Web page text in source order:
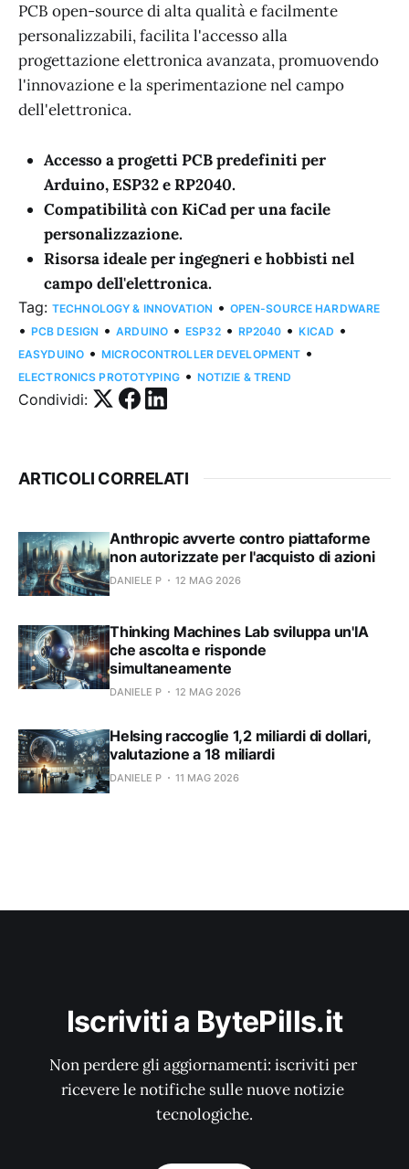
PCB open-source di alta qualità e facilmente
personalizzabili, facilita l'accesso alla
progettazione elettronica avanzata, promuovendo
l'innovazione e la sperimentazione nel campo
dell'elettronica.
Accesso a progetti PCB predefiniti per
Arduino, ESP32 e RP2040.
Compatibilità con KiCad per una facile
personalizzazione.
Risorsa ideale per ingegneri e hobbisti nel
campo dell'elettronica.
Tag: TECHNOLOGY & INNOVATION • OPEN-SOURCE HARDWARE
• PCB DESIGN • ARDUINO • ESP32 • RP2040 • KICAD •
EASYDUINO • MICROCONTROLLER DEVELOPMENT •
ELECTRONICS PROTOTYPING • NOTIZIE & TREND
Condividi:
ARTICOLI CORRELATI
Anthropic avverte contro piattaforme
non autorizzate per l'acquisto di azioni
DANIELE P 12 MAG 2026
Thinking Machines Lab sviluppa un'IA
che ascolta e risponde
simultaneamente
DANIELE P 12 MAG 2026
Helsing raccoglie 1,2 miliardi di dollari,
valutazione a 18 miliardi
DANIELE P 11 MAG 2026
Iscriviti a BytePills.it
Non perdere gli aggiornamenti: iscriviti per
ricevere le notifiche sulle nuove notizie
tecnologiche.